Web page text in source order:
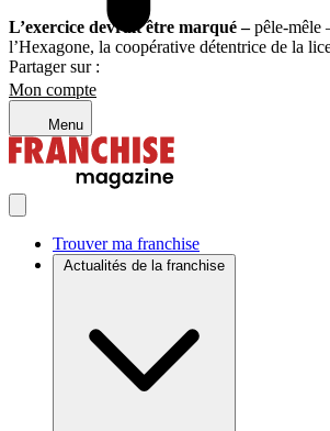
Mon compte
Menu
Trouver ma franchise
Actualités de la franchise
L’exercice devrait être marqué –pêle-mêle
l’Hexagone, la coopérative détentrice de la
Partager sur :